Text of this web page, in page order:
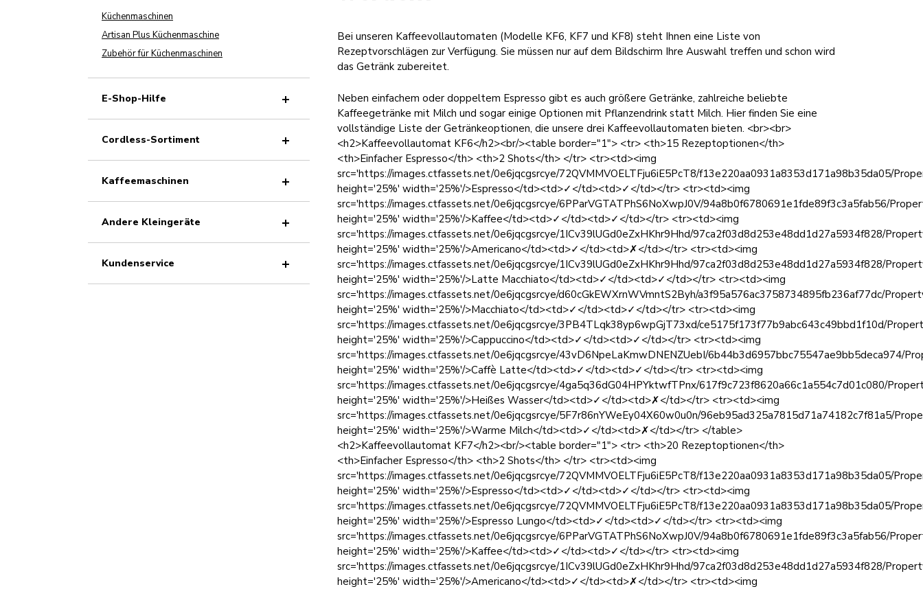
Bei unseren Kaffeevollautomaten (Modelle KF6, KF7 und KF8) steht Ihnen eine Liste von
Rezeptvorschlägen zur Verfügung. Sie müssen nur auf dem Bildschirm Ihre Auswahl treffen und schon wird
das Getränk zubereitet.
Neben einfachem oder doppeltem Espresso gibt es auch größere Getränke, zahlreiche beliebte
Kaffeegetränke mit Milch und sogar einige Optionen mit Pflanzendrink statt Milch. Hier finden Sie eine
vollständige Liste der Getränkeoptionen, die unsere drei Kaffeevollautomaten bieten. <br><br>
<h2>Kaffeevollautomat KF6</h2><br/><table border="1"> <tr> <th>15 Rezeptoptionen</th>
<th>Einfacher Espresso</th> <th>2 Shots</th> </tr> <tr><td><img
src='https://images.ctfassets.net/0e6jqcgsrcye/72QVMMVOELTFju6iE5PcT8/f13e220aa0931a8353d171a98b35da05/
height='25%' width='25%'/>Espresso</td><td>✓</td><td>✓</td></tr> <tr><td><img
src='https://images.ctfassets.net/0e6jqcgsrcye/6PParVGTATPhS6NoXwpJ0V/94a8b0f6780691e1fde89f3c3a5fab56/
height='25%' width='25%'/>Kaffee</td><td>✓</td><td>✓</td></tr> <tr><td><img
src='https://images.ctfassets.net/0e6jqcgsrcye/1ICv39lUGd0eZxHKhr9Hhd/97ca2f03d8d253e48dd1d27a5934f828/
height='25%' width='25%'/>Americano</td><td>✓</td><td>✗</td></tr> <tr><td><img
src='https://images.ctfassets.net/0e6jqcgsrcye/1ICv39lUGd0eZxHKhr9Hhd/97ca2f03d8d253e48dd1d27a5934f828/
height='25%' width='25%'/>Latte Macchiato</td><td>✓</td><td>✓</td></tr> <tr><td><img
src='https://images.ctfassets.net/0e6jqcgsrcye/d60cGkEWXrnWVmntS2Byh/a3f95a576ac3758734895fb236af77dc/
height='25%' width='25%'/>Macchiato</td><td>✓</td><td>✓</td></tr> <tr><td><img
src='https://images.ctfassets.net/0e6jqcgsrcye/3PB4TLqk38yp6wpGjT73xd/ce5175f173f77b9abc643c49bbd1f10d/
height='25%' width='25%'/>Cappuccino</td><td>✓</td><td>✓</td></tr> <tr><td><img
src='https://images.ctfassets.net/0e6jqcgsrcye/43vD6NpeLaKmwDNENZUebI/6b44b3d6957bbc75547ae9bb5deca974/
height='25%' width='25%'/>Caffè Latte</td><td>✓</td><td>✓</td></tr> <tr><td><img
src='https://images.ctfassets.net/0e6jqcgsrcye/4ga5q36dG04HPYktwfTPnx/617f9c723f8620a66c1a554c7d01c080/
height='25%' width='25%'/>Heißes Wasser</td><td>✓</td><td>✗</td></tr> <tr><td><img
src='https://images.ctfassets.net/0e6jqcgsrcye/5F7r86nYWeEy04X60w0u0n/96eb95ad325a7815d71a74182c7f81a5/
height='25%' width='25%'/>Warme Milch</td><td>✓</td><td>✗</td></tr> </table>
<h2>Kaffeevollautomat KF7</h2><br/><table border="1"> <tr> <th>20 Rezeptoptionen</th>
<th>Einfacher Espresso</th> <th>2 Shots</th> </tr> <tr><td><img
src='https://images.ctfassets.net/0e6jqcgsrcye/72QVMMVOELTFju6iE5PcT8/f13e220aa0931a8353d171a98b35da05/
height='25%' width='25%'/>Espresso</td><td>✓</td><td>✓</td></tr> <tr><td><img
src='https://images.ctfassets.net/0e6jqcgsrcye/72QVMMVOELTFju6iE5PcT8/f13e220aa0931a8353d171a98b35da05/
height='25%' width='25%'/>Espresso Lungo</td><td>✓</td><td>✓</td></tr> <tr><td><img
src='https://images.ctfassets.net/0e6jqcgsrcye/6PParVGTATPhS6NoXwpJ0V/94a8b0f6780691e1fde89f3c3a5fab56/
height='25%' width='25%'/>Kaffee</td><td>✓</td><td>✓</td></tr> <tr><td><img
src='https://images.ctfassets.net/0e6jqcgsrcye/1ICv39lUGd0eZxHKhr9Hhd/97ca2f03d8d253e48dd1d27a5934f828/
height='25%' width='25%'/>Americano</td><td>✓</td><td>✗</td></tr> <tr><td><img
Küchenmaschinen
Artisan Plus Küchenmaschine
Zubehör für Küchenmaschinen
E-Shop-Hilfe
Cordless-Sortiment
Kaffeemaschinen
Andere Kleingeräte
Kundenservice